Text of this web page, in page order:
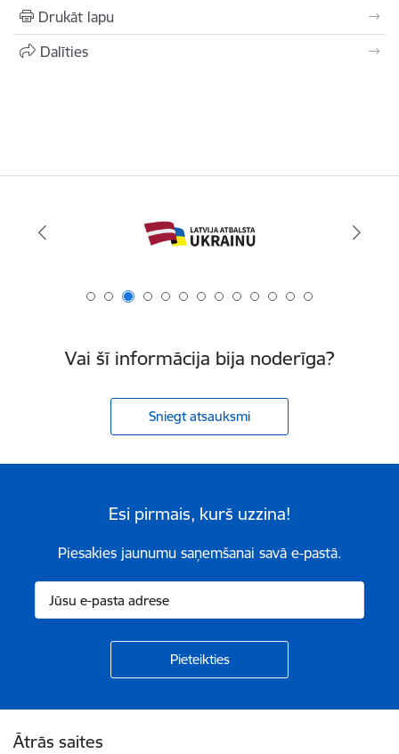
Drukāt lapu
Dalīties
Vai šī informācija bija noderīga?
Sniegt atsauksmi
Esi pirmais, kurš uzzina!
Piesakies jaunumu saņemšanai savā e-pastā.
Ātrās saites